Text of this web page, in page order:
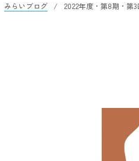
みらいブログ 2022年度・第8期・第